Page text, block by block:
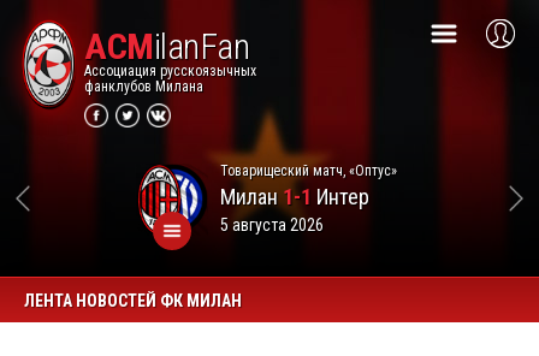
ACMilanFan
Ассоциация русскоязычных
фанклубов Милана
Товарищеский матч, «Оптус»
Милан1-1 Интер
5 августа 2026
ЛЕНТА НОВОСТЕЙ ФК МИЛАН